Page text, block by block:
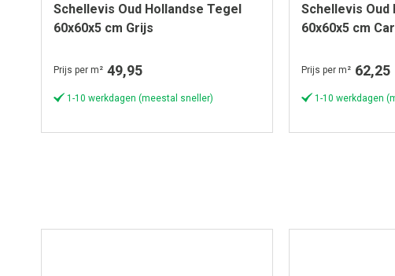
Schellevis Oud Hollandse Tegel
60x60x5 cm Grijs
Prijs per m² 49,95
1-10 werkdagen (meestal sneller)
Schellevis Oud
60x60x5 cm
Prijs per m² 62,25
1-10 werkdagen